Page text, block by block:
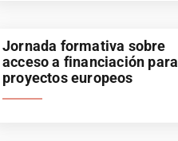
Jornada formativa sobre
acceso a financiación para
proyectos europeos